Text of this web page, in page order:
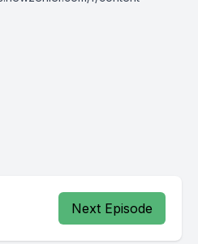
Next Episode